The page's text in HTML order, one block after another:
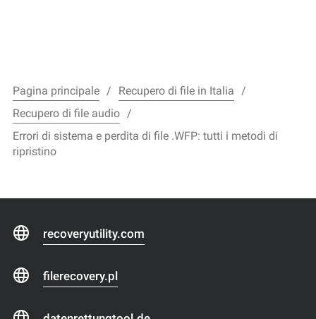
Pagina principale
Recupero di file in Italia
Recupero di file audio
Errori di sistema e perdita di file .WFP: tutti i metodi di
ripristino
recoveryutility.com
filerecovery.pl